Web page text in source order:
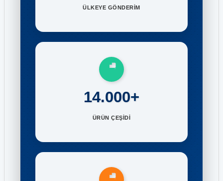
ÜLKEYE GÖNDERİM
14.000+
ÜRÜN ÇEŞİDİ